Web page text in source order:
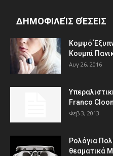
ΔΗΜΟΦΙΛΕΊΣ ΘΈΣΕΙΣ
Κομψό
Κουμπί
Αυγ 26, 2016
Franco
Φεβ 3, 2013
Ρολόγια
θεαματικά